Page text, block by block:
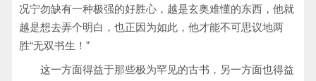
况宁勿缺有一种极强的好胜心，越是玄奥难懂的东西，他就
越是想去弄个明白，也正因为如此，他才能不可思议地两
胜“无双书生！”
这一方面得益于那些极为罕见的古书，另一方面也得益